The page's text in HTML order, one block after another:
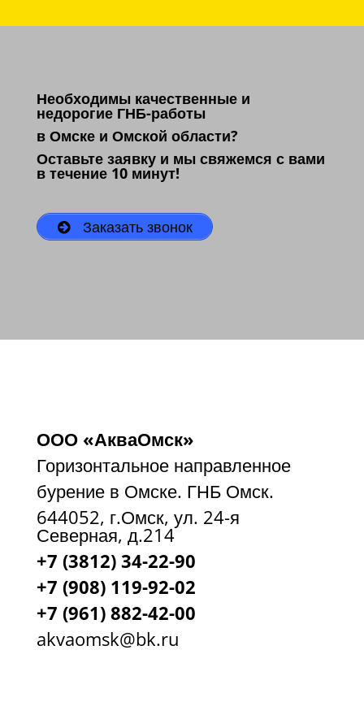
Необходимы качественные и
недорогие ГНБ-работы
в Омске и Омской области?
Оставьте заявку и мы свяжемся с вами
в течение 10 минут!
Заказать звонок
ООО «АкваОмск»
Горизонтальное направленное
бурение в Омске. ГНБ Омск.
644052, г.Омск, ул. 24-я
Северная, д.214
+7 (3812) 34-22-90
+7 (908) 119-92-02
+7 (961) 882-42-00
akvaomsk@bk.ru